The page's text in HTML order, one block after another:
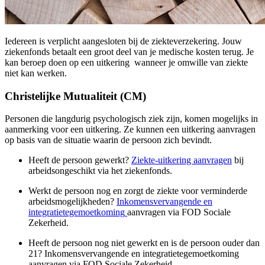
Iedereen is verplicht aangesloten bij de ziekteverzekering. Jouw
ziekenfonds betaalt een groot deel van je medische kosten terug. Je
kan beroep doen op een uitkering wanneer je omwille van ziekte
niet kan werken.
Christelijke Mutualiteit (CM)
Personen die langdurig psychologisch ziek zijn, komen mogelijks in
aanmerking voor een uitkering. Ze kunnen een uitkering aanvragen
op basis van de situatie waarin de persoon zich bevindt.
Heeft de persoon gewerkt? Ziekte-uitkering aanvragen bij
arbeidsongeschikt via het ziekenfonds.
Werkt de persoon nog en zorgt de ziekte voor verminderde
arbeidsmogelijkheden? Inkomensvervangende en
integratietegemoetkoming aanvragen via FOD Sociale
Zekerheid.
Heeft de persoon nog niet gewerkt en is de persoon ouder dan
21? Inkomensvervangende en integratietegemoetkoming